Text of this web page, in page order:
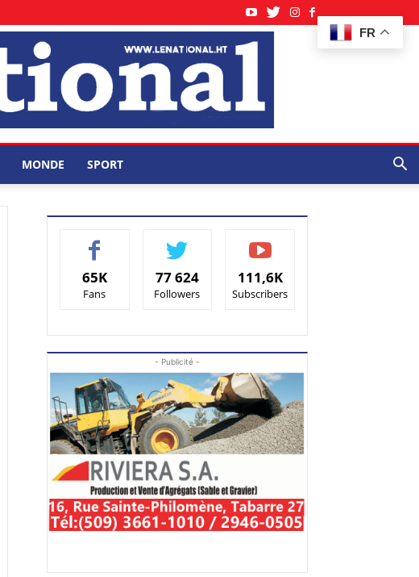
FR
MONDE SPORT
65K
Fans
77 624
Followers
111,6K
Subscribers
- Publicité -